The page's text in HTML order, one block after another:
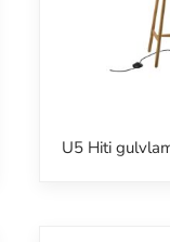
U5 Hiti